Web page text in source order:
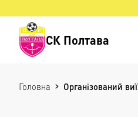
СК Полтава
Головна Організований